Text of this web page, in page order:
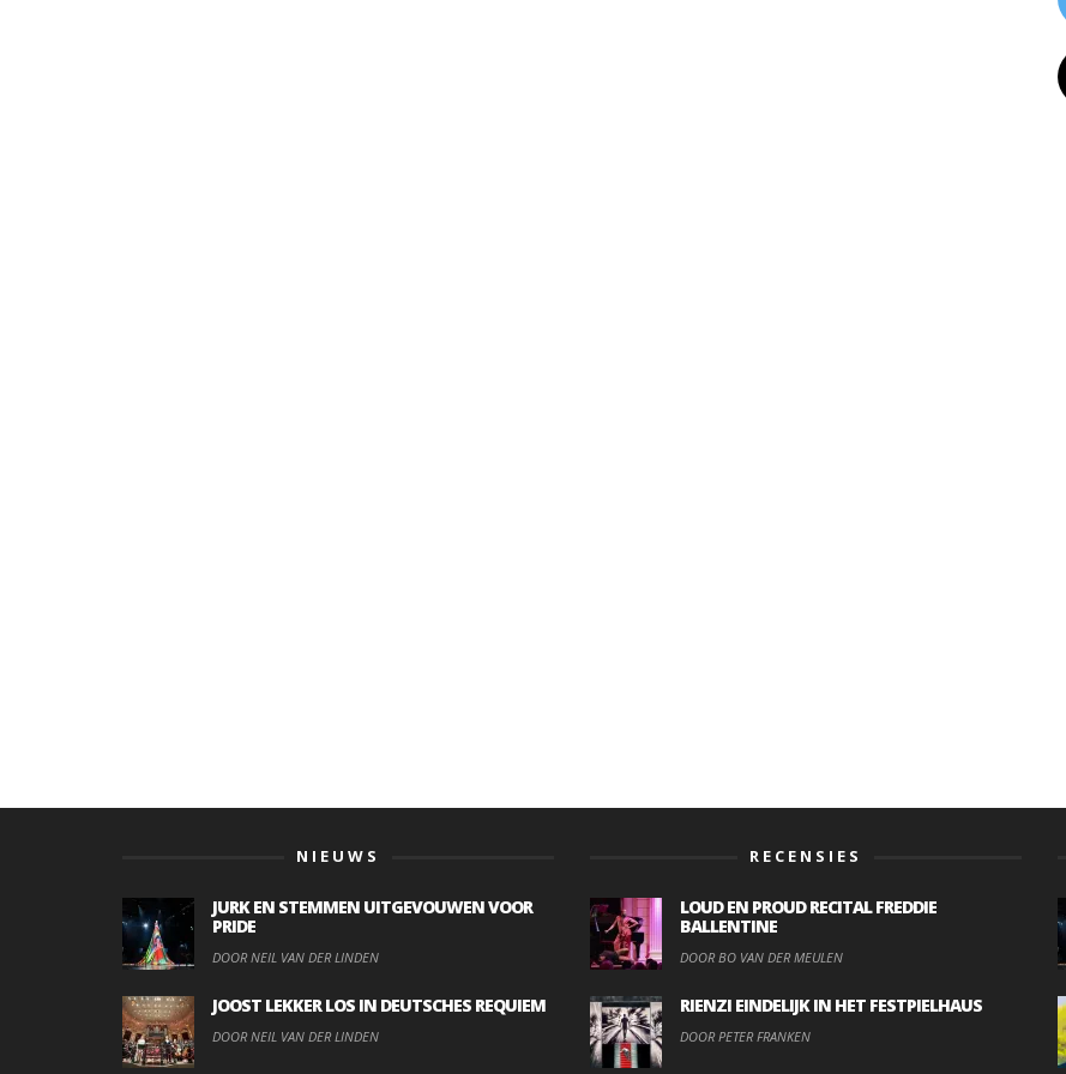
NIEUWS
JURK EN STEMMEN UITGEVOUWEN VOOR
PRIDE
DOOR NEIL VAN DER LINDEN
JOOST LEKKER LOS IN DEUTSCHES REQUIEM
DOOR NEIL VAN DER LINDEN
RECENSIES
LOUD EN PROUD RECITAL FREDDIE
BALLENTINE
DOOR BO VAN DER MEULEN
RIENZI EINDELIJK IN HET FESTPIELHAUS
DOOR PETER FRANKEN